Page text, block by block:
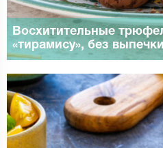
Восхитительные
«тирамису», без выпечки